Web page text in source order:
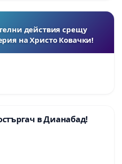
действия срещу
на Христо Ковачки!
в Дианабад!